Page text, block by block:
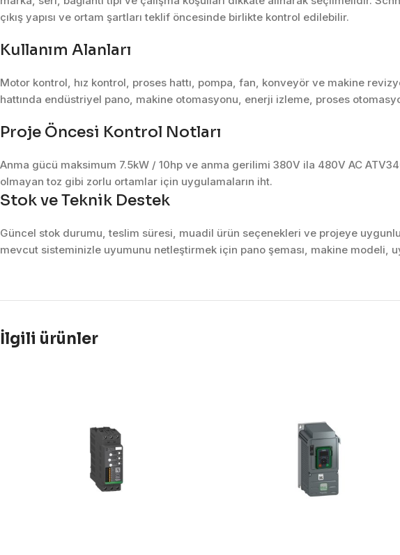
çıkış yapısı ve ortam şartları teklif öncesinde birlikte kontrol edilebilir.
Kullanım Alanları
Motor kontrol, hız kontrol, proses hattı, pompa, fan, konveyör ve makine
hattında endüstriyel pano, makine otomasyonu, enerji izleme, proses
Proje Öncesi Kontrol Notları
Anma gücü maksimum 7.5kW / 10hp ve anma gerilimi 380V ila 480V AC
olmayan toz gibi zorlu ortamlar için uygulamaların iht.
Stok ve Teknik Destek
Güncel stok durumu, teslim süresi, muadil ürün seçenekleri ve projeye
mevcut sisteminizle uyumunu netleştirmek için pano şeması, makine modeli,
İlgili ürünler